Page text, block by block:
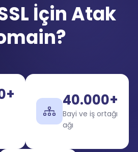
İçin Atak
40.000+
Bayi ve iş ortağı
ağı